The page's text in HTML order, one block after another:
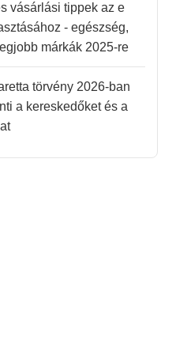
vásárlási tippek az e
- egészség,
márkák 2025-re
törvény 2026-ban
a kereskedőket és a